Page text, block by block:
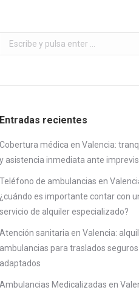
Buscar:
Entradas recientes
Cobertura médica en Valencia:
y asistencia inmediata ante
Teléfono de ambulancias en
¿cuándo es importante contar con
servicio de alquiler especializado?
Atención sanitaria en Valencia:
ambulancias para traslados
adaptados
Ambulancias Medicalizadas en